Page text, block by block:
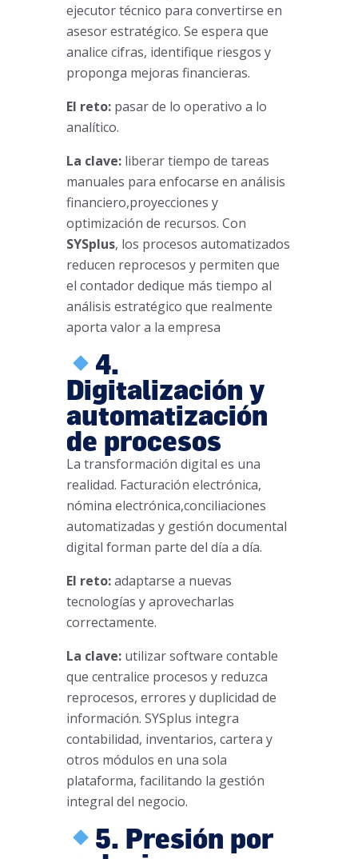
ejecutor técnico para convertirse en
asesor estratégico. Se espera que
analice cifras, identifique riesgos y
proponga mejoras financieras.
El reto: pasar de lo operativo a lo
analítico.
La clave:liberar tiempo de tareas
manuales para enfocarse en análisis
financiero,proyecciones y
optimización de recursos. Con
SYSplus, los procesos automatizados
reducen reprocesos y permiten que
el contador dedique más tiempo al
análisis estratégico que realmente
aporta valor a la empresa
4.
Digitalización y
automatización
de procesos
La transformación digital es una
realidad. Facturación electrónica,
nómina electrónica,conciliaciones
automatizadas y gestión documental
digital forman parte del día a día.
El reto:adaptarse a nuevas
tecnologías y aprovecharlas
correctamente.
La clave:utilizar software contable
que centralice procesos y reduzca
reprocesos, errores y duplicidad de
información. SYSplus integra
contabilidad, inventarios, cartera y
otros módulos en una sola
plataforma, facilitando la gestión
integral del negocio.
5. Presión por